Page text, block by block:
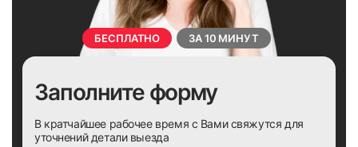
БЕСПЛАТНО ЗА 10 МИНУТ
Заполните форму
В кратчайшее рабочее время с Вами свяжутся для
уточнений детали выезда